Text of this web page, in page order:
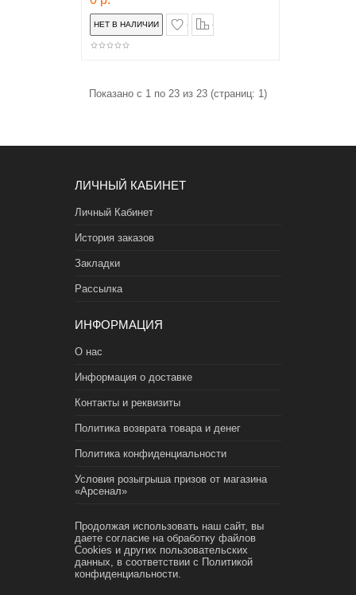
в закладки
Показано с 1 по 23 из 23 (страниц: 1)
ЛИЧНЫЙ КАБИНЕТ
Личный Кабинет
История заказов
Закладки
Рассылка
ИНФОРМАЦИЯ
О нас
Информация о доставке
Контакты и реквизиты
Политика возврата товара и денег
Политика конфиденциальности
Условия розыгрыша призов от магазина
«Арсенал»
Продолжая использовать наш сайт, вы
даете согласие на обработку файлов
Cookies и других пользовательских
данных, в соответствии с Политикой
конфиденциальности.